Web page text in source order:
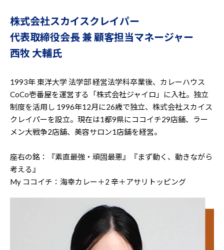
株式会社スカイスクレイパー
代表取締役会長 兼 顧客担当マネージャー
西牧 大輔氏
1993年 東洋大学 法学部 経営法学科卒業後、カレーハウス
CoCo壱番屋を運営する「株式会社ジャイロ」に入社。独立
制度を活用し 1996年12月に26歳で独立、株式会社スカイス
クレイパーを設立。現在は1都9県にココイチ29店舗、ラー
メン大戦争2店舗、美容サロン1店舗を経営。
座右の銘：『素直最強・頑固最悪』『まず動く、動きながら
考える』
My ココイチ：海幸カレー＋2 辛＋アサリトッピング